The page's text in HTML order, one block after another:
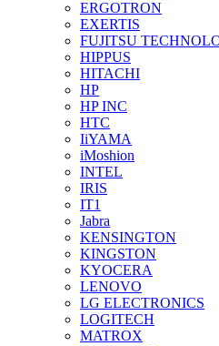
ERGOTRON
EXERTIS
FUJITSU
HIPPUS
HITACHI
HP
HP INC
HTC
IiYAMA
iMoshion
INTEL
IRIS
IT1
Jabra
KENSINGTON
KINGSTON
KYOCERA
LENOVO
LG ELECTRONICS
LOGITECH
MATROX